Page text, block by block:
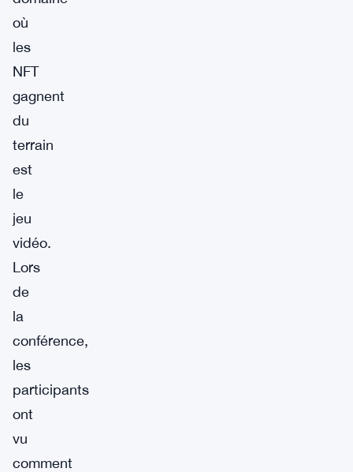
où
les
NFT
gagnent
du
terrain
est
le
jeu
vidéo.
Lors
de
la
conférence,
les
participants
ont
vu
comment